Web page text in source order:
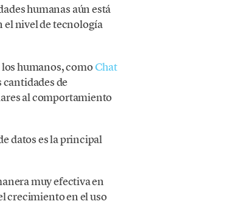
humanas aún está
el nivel de tecnología
humanos, comoChat
de
al comportamiento
datos es la principal
muy efectiva en
crecimiento en el uso